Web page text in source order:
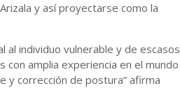
y así proyectarse como la
al individuo vulnerable y de escasos
amplia experiencia en el mundo
y corrección de postura” afirma